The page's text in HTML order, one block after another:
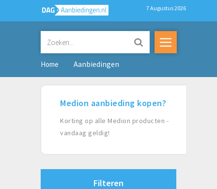
7 Augustus 2026
Home Aanbiedingen
Medion aanbieding kopen?
Korting op alle Medion producten -
vandaag geldig!
Filteren